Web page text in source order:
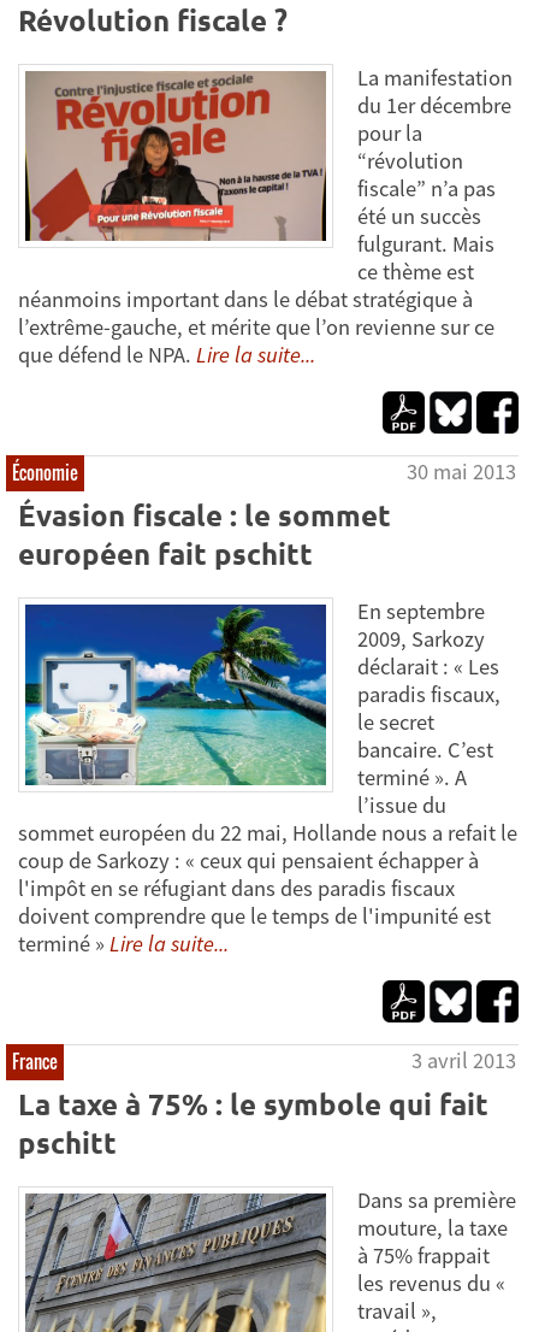
Révolution fiscale ?
La manifestation
du 1er décembre
pour la
“révolution
fiscale” n’a pas
été un succès
fulgurant. Mais
ce thème est
néanmoins important dans le débat stratégique à
l’extrême-gauche, et mérite que l’on revienne sur ce
que défend le NPA. Lire la suite...
Économie 30 mai 2013
Évasion fiscale : le sommet
européen fait pschitt
En septembre
2009, Sarkozy
déclarait : « Les
paradis fiscaux,
le secret
bancaire. C’est
terminé ». A
l’issue du
sommet européen du 22 mai, Hollande nous a refait le
coup de Sarkozy : « ceux qui pensaient échapper à
l'impôt en se réfugiant dans des paradis fiscaux
doivent comprendre que le temps de l'impunité est
terminé » Lire la suite...
France 3 avril 2013
La taxe à 75% : le symbole qui fait
pschitt
Dans sa première
mouture, la taxe
à 75% frappait
les revenus du «
travail »,